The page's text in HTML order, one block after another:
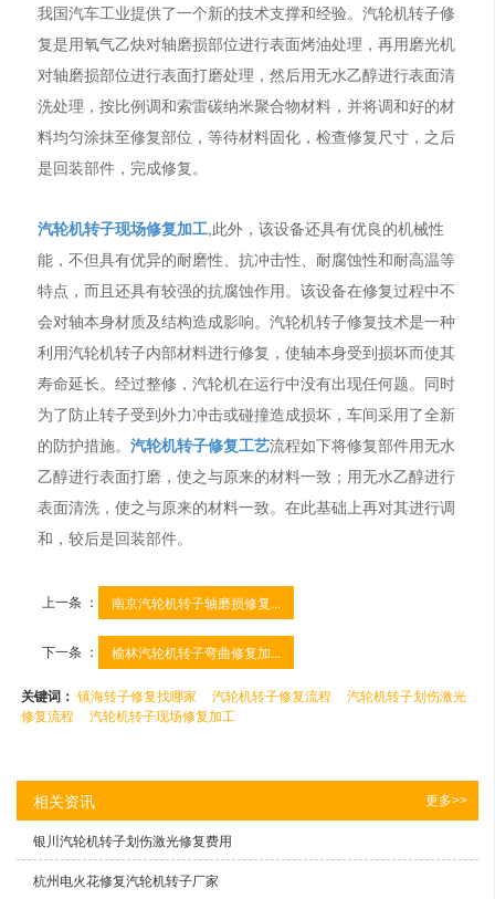
我国汽车工业提供了一个新的技术支撑和经验。汽轮机转子修
复是用氧气乙炔对轴磨损部位进行表面烤油处理，再用磨光机
对轴磨损部位进行表面打磨处理，然后用无水乙醇进行表面清
洗处理，按比例调和索雷碳纳米聚合物材料，并将调和好的材
料均匀涂抹至修复部位，等待材料固化，检查修复尺寸，之后
是回装部件，完成修复。
汽轮机转子现场修复加工,此外，该设备还具有优良的机械性
能，不但具有优异的耐磨性、抗冲击性、耐腐蚀性和耐高温等
特点，而且还具有较强的抗腐蚀作用。该设备在修复过程中不
会对轴本身材质及结构造成影响。汽轮机转子修复技术是一种
利用汽轮机转子内部材料进行修复，使轴本身受到损坏而使其
寿命延长。经过整修，汽轮机在运行中没有出现任何题。同时
为了防止转子受到外力冲击或碰撞造成损坏，车间采用了全新
的防护措施。汽轮机转子修复工艺流程如下将修复部件用无水
乙醇进行表面打磨，使之与原来的材料一致；用无水乙醇进行
表面清洗，使之与原来的材料一致。在此基础上再对其进行调
和，较后是回装部件。
上一条 ： 南京汽轮机转子轴磨损修复...
下一条 ： 榆林汽轮机转子弯曲修复加...
关键词：镇海转子修复找哪家 汽轮机转子修复流程
汽轮机转子划伤激光
修复流程
汽轮机转子现场修复加工
相关资讯 更多>>
银川汽轮机转子划伤激光修复费用
杭州电火花修复汽轮机转子厂家